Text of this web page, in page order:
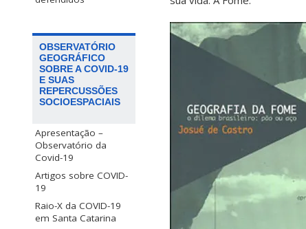
OBSERVATÓRIO
GEOGRÁFICO
SOBRE A COVID-19
E SUAS
REPERCUSSÕES
SOCIOESPACIAIS
Apresentação –
Observatório da
Covid-19
Artigos sobre COVID-
19
Raio-X da COVID-19
em Santa Catarina